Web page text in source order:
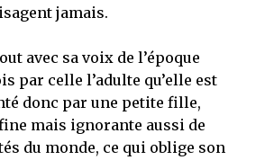
jamais.
avec sa voix de l’époque
par celle l’adulte qu’elle est
donc par une petite fille,
mais ignorante aussi de
du monde, ce qui oblige son